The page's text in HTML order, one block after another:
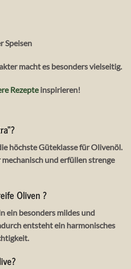
Speisen
macht es besonders vielseitig.
Rezepteinspirieren!
höchste Güteklasse für Olivenöl.
und erfüllen strenge
Oliven ?
ein besonders mildes und
entsteht ein harmonisches